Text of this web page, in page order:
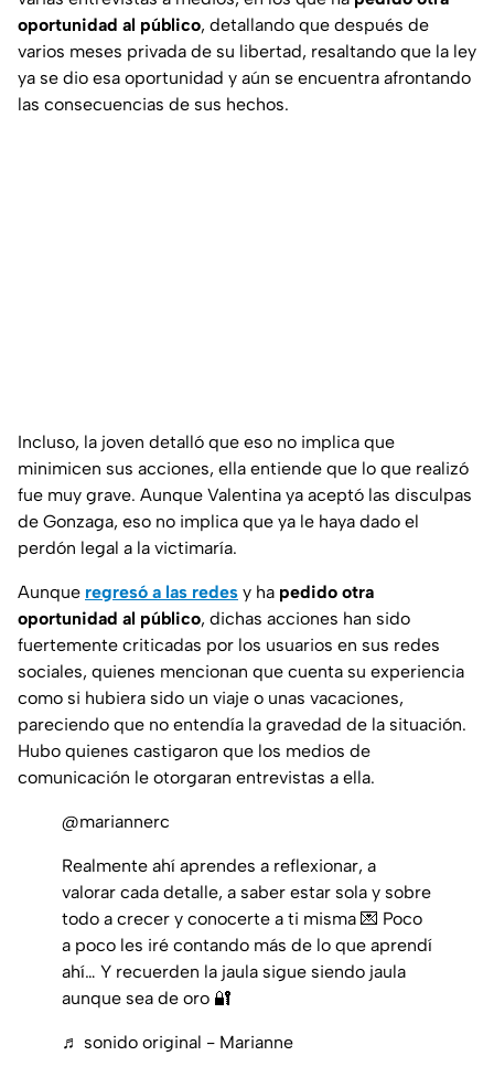
oportunidad al público, detallando que después de
varios meses privada de su libertad, resaltando que la ley
ya se dio esa oportunidad y aún se encuentra afrontando
las consecuencias de sus hechos.
Incluso, la joven detalló que eso no implica que
minimicen sus acciones, ella entiende que lo que realizó
fue muy grave. Aunque Valentina ya aceptó las disculpas
de Gonzaga, eso no implica que ya le haya dado el
perdón legal a la victimaría.
Aunque regresó a las redes y ha pedido otra
oportunidad al público, dichas acciones han sido
fuertemente criticadas por los usuarios en sus redes
sociales, quienes mencionan que cuenta su experiencia
como si hubiera sido un viaje o unas vacaciones,
pareciendo que no entendía la gravedad de la situación.
Hubo quienes castigaron que los medios de
comunicación le otorgaran entrevistas a ella.
@mariannerc
Realmente ahí aprendes a reflexionar, a
valorar cada detalle, a saber estar sola y sobre
todo a crecer y conocerte a ti misma 💌 Poco
a poco les iré contando más de lo que aprendí
ahí… Y recuerden la jaula sigue siendo jaula
aunque sea de oro 🔐
♬ sonido original - Marianne